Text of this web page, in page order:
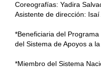
Coreografías: Yadira
Asistente de dirección:
*Beneficiaria del
del Sistema de Apoyos a
*Miembro del Sistema